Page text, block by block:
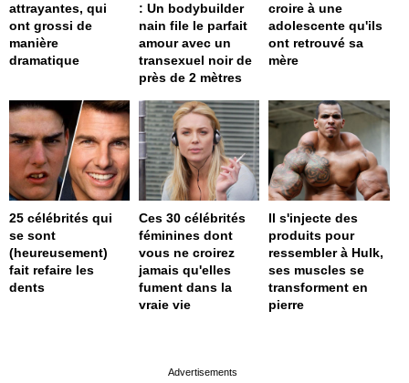
attrayantes, qui
ont grossi de
manière
dramatique
: Un bodybuilder
nain file le parfait
amour avec un
transexuel noir de
près de 2 mètres
croire à une
adolescente qu'ils
ont retrouvé sa
mère
25 célébrités qui
se sont
(heureusement)
fait refaire les
dents
Ces 30 célébrités
féminines dont
vous ne croirez
jamais qu'elles
fument dans la
vraie vie
Il s'injecte des
produits pour
ressembler à Hulk,
ses muscles se
transforment en
pierre